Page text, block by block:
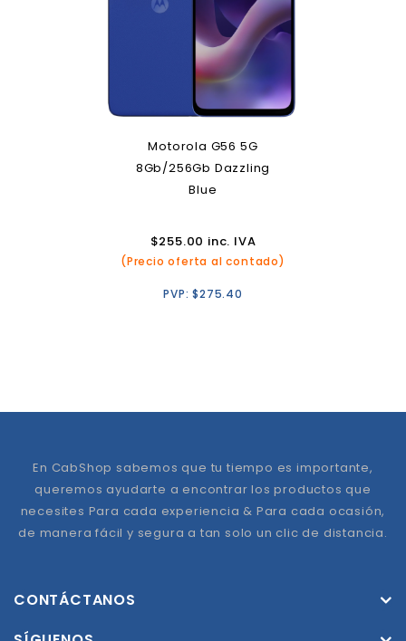
Motorola G56 5G
8Gb/256Gb Dazzling
Blue
$255.00 inc. IVA
(Precio oferta al contado)
PVP:$275.40
En CabShop sabemos que tu tiempo es importante,
queremos ayudarte a encontrar los productos que
necesites Para cada experiencia & Para cada ocasión,
de manera fácil y segura a tan solo un clic de distancia.
CONTÁCTANOS